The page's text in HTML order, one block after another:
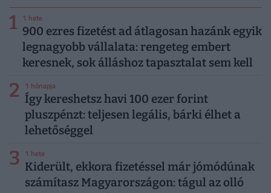
1 1 hete
900 ezres fizetést ad átlagosan hazánk egyik
legnagyobb vállalata: rengeteg embert
keresnek, sok álláshoz tapasztalat sem kell
2 1 hónapja
Így kereshetsz havi 100 ezer forint
pluszpénzt: teljesen legális, bárki élhet a
lehetőséggel
3 1 hete
Kiderült, ekkora fizetéssel már jómódúnak
számítasz Magyarországon: tágul az olló